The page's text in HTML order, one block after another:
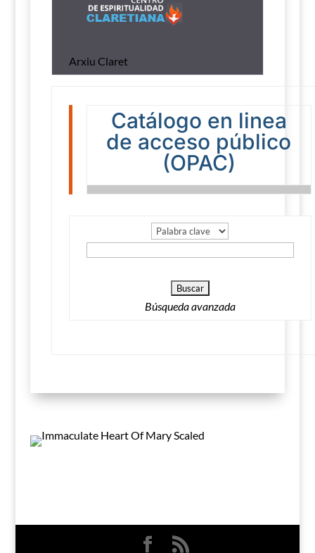
Arxiu Claret
Catálogo en linea
de acceso público
(OPAC)
Búsqueda avanzada